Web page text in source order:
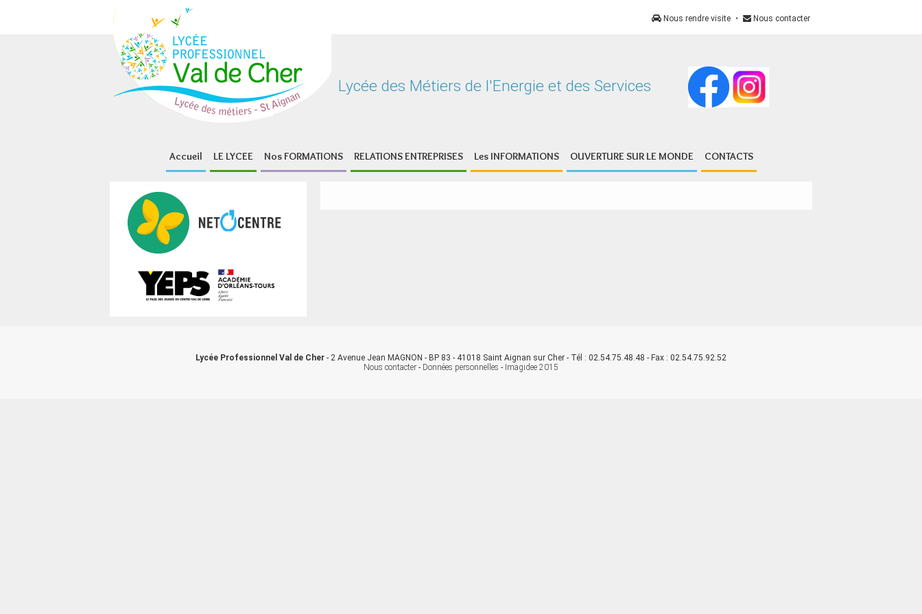
Nous contacter
•
Nous rendre visite
Lycée des Métiers de l'Energie et des Services
Accueil LE LYCEE Nos FORMATIONS RELATIONS ENTREPRISES Les INFORMATIONS OUVERTURE SUR LE MONDE CONTACTS
Lycée Professionnel Val de Cher - 2 Avenue Jean MAGNON - BP 83 - 41018 Saint Aignan sur Cher - Tél : 02.54.75.48.48 - Fax : 02.54.75.92.52
Nous contacter - Données personnelles - Imagidee 2015